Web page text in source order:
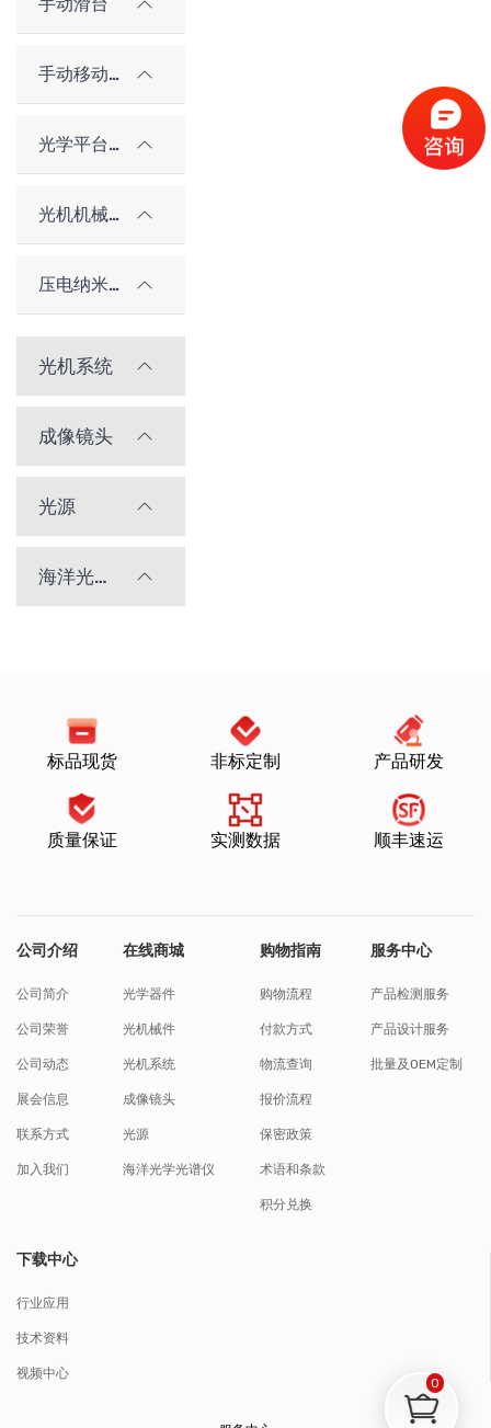
手动滑台
手动移动平台（老型号）
光学平台和隔振系统
光机机械件及配件
压电纳米位移台
光机系统
成像镜头
光源
海洋光学光谱仪
标品现货 非标定制 产品研发
质量保证 实测数据 顺丰速运
公司介绍
公司简介
公司荣誉
公司动态
展会信息
联系方式
加入我们
在线商城
光学器件
光机械件
光机系统
成像镜头
光源
海洋光学光谱仪
购物指南
购物流程
付款方式
物流查询
报价流程
保密政策
术语和条款
积分兑换
服务中心
产品检测服务
产品设计服务
批量及OEM定制
下载中心
行业应用
技术资料
视频中心
0